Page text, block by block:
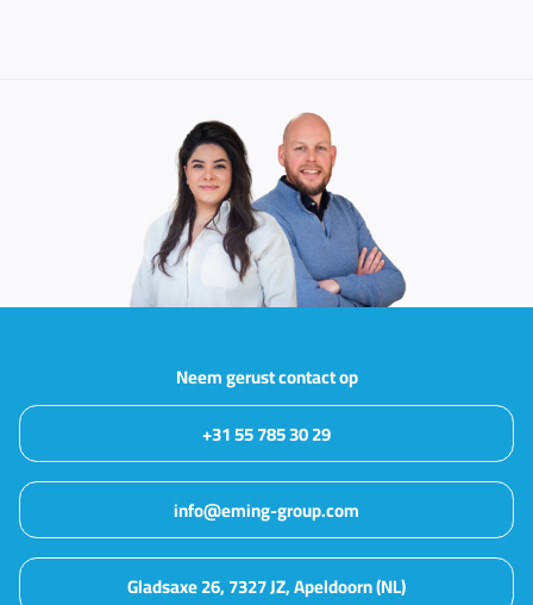
Neem gerust contact op
+31 55 785 30 29
info@eming-group.com
Gladsaxe 26, 7327 JZ, Apeldoorn (NL)